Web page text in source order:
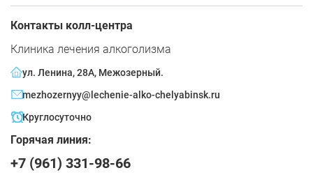
Контакты колл-центра
Клиника лечения алкоголизма
ул. Ленина, 28А, Межозерный.
mezhozernyy@lechenie-alko-chelyabinsk.ru
Круглосуточно
Горячая линия:
+7 (961) 331-98-66